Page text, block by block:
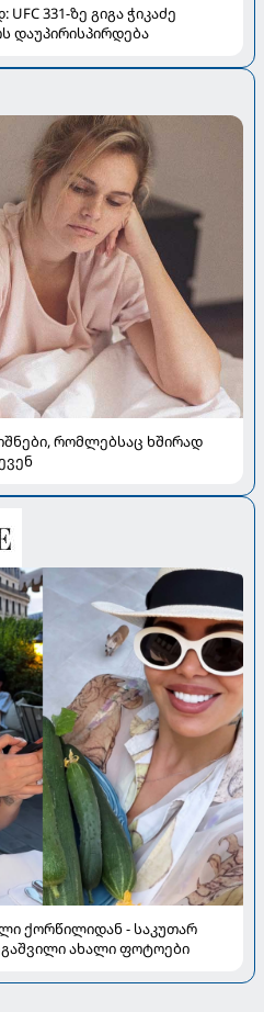
331-ზე გიგა ჭიკაძე
დაუპირისპირდება
რომლებსაც ხშირად
ქორწილიდან - საკუთარ
ახალი ფოტოები